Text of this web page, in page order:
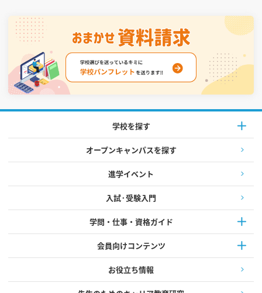
学校を探す
オープンキャンパスを探す
進学イベント
入試·受験入門
学問・仕事・資格ガイド
会員向けコンテンツ
お役立ち情報